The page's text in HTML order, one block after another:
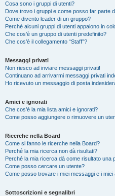
Cosa sono i gruppi di utenti?
Dove trovo i gruppi e come posso far parte
Come divento leader di un gruppo?
Perché alcuni gruppi di utenti appaiono in
Che cos’è un gruppo di utenti predefinito?
Che cos’è il collegamento “Staff”?
Messaggi privati
Non riesco ad inviare messaggi privati!
Continuano ad arrivarmi messaggi privati
Ho ricevuto un messaggio di posta
Amici e ignorati
Che cos’è la mia lista amici e ignorati?
Come posso aggiungere o rimuovere un
Ricerche nella Board
Come si fanno le ricerche nella Board?
Perché la mia ricerca non dà risultati?
Perché la mia ricerca dà come risultato una
Come posso cercare un utente?
Come posso trovare i miei messaggi e i miei
Sottoscrizioni e segnalibri